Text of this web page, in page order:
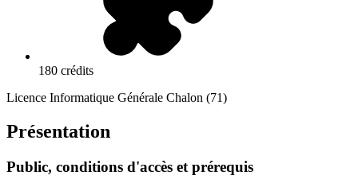
180 crédits
Licence Informatique Générale Chalon (71)
Présentation
Public, conditions d'accès et prérequis